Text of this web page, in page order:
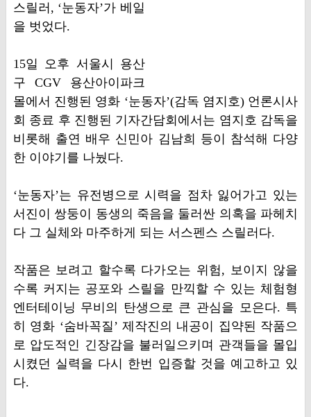
스릴러, ‘눈동자’가 베일
을 벗었다.
15일 오후 서울시 용산
구 CGV 용산아이파크
몰에서 진행된 영화 ‘눈동자’(감독 염지호) 언론시사
회 종료 후 진행된 기자간담회에서는 염지호 감독을
비롯해 출연 배우 신민아 김남희 등이 참석해 다양
한 이야기를 나눴다.
‘눈동자’는 유전병으로 시력을 점차 잃어가고 있는
서진이 쌍둥이 동생의 죽음을 둘러싼 의혹을 파헤치
다 그 실체와 마주하게 되는 서스펜스 스릴러다.
작품은 보려고 할수록 다가오는 위험, 보이지 않을
수록 커지는 공포와 스릴을 만끽할 수 있는 체험형
엔터테이닝 무비의 탄생으로 큰 관심을 모은다. 특
히 영화 ‘숨바꼭질’ 제작진의 내공이 집약된 작품으
로 압도적인 긴장감을 불러일으키며 관객들을 몰입
시켰던 실력을 다시 한번 입증할 것을 예고하고 있
다.